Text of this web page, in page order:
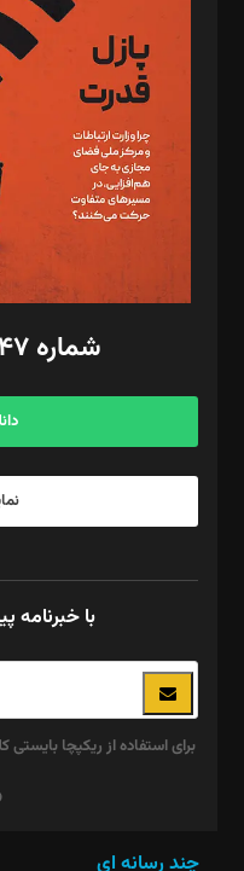
تحریریه‌: مجتبی محمود‌ی، آرش
مصطفی مسجدی آرانی، ابوالفضل
رستمی،مصطفی باستان
ویرایش: نگار استاد‌‌آقا
طراح یونیفرم: مجید توکلی
فیلمبرداری و عکاسی: امیر
گرافیک و صفحه‌آرایی:
مد‌یر توسعه تجاری: کامبیز برید‌
امور مالی: شاپور رهبری، محمد‌
آگهی و مشترکین: ۰۹۱۹۹۹۹۰۴۵۴
شماره ۱۴۷ - مرداد ۱۴۰۵
با خبرنامه
چند رسانه ای